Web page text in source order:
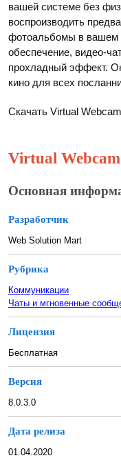
вашей системе без
воспроизводить
фотоальбомы в вашем
обеспечение, видео-
прохладный эффект.
кино для всех
Скачать Virtual
Virtual
Основная
Разработчик
Web Solution Mart
Рубрика
Коммуникации
Чаты и мгновенные
Лицензия
Бесплатная
Версия
8.0.3.0
Дата релиза
01.04.2020